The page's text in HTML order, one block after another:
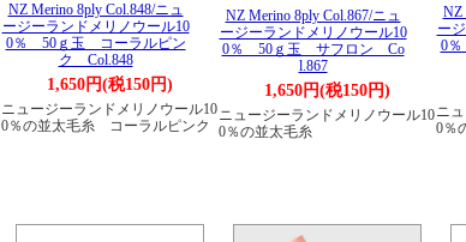
NZ Merino 8ply Col.848/ニュ
ージーランドメリノウール10
0％ 50ｇ玉 コーラルピン
ク Col.848
1,650円(税150円)
ニュージーランドメリノウール10
0％の並太毛糸 コーラルピンク
NZ Merino 8ply Col.867/ニュ
ージーランドメリノウール10
0％ 50ｇ玉 サフロン Co
l.867
1,650円(税150円)
ニュージーランドメリノウール10
0％の並太毛糸
NZ
ー
0
ニ
0％